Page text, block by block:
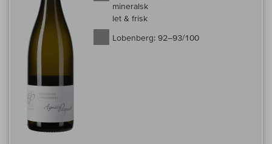
mineralsk
let & frisk
Lobenberg: 92–93/100